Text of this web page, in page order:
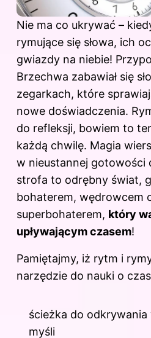
Nie ma co ukrywać –
rymujące się słowa, ich
gwiazdy na niebie!
Brzechwa zabawiał się
zegarkach, które
nowe doświadczenia.
do refleksji, bowiem to
każdą chwilę. Magia
w nieustannej gotowości
strofa to odrębny świat,
bohaterem, wędrowcem
superbohaterem, który
upływającym czasem!
Pamiętajmy, iż rytm i
narzędzie do nauki o
ścieżka do odkrywania
myśli